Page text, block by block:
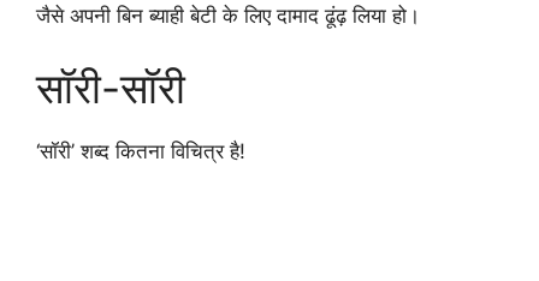
जैसे अपनी बिन ब्याही बेटी के लिए दामाद ढूंढ़ लिया हो।
सॉरी-सॉरी
‘सॉरी’ शब्द कितना विचित्र है!